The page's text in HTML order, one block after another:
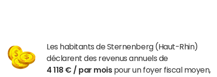
Les habitants de Sternenberg (Haut-Rhin)
déclarent des revenus annuels de
4 118 € / par moispour un foyer fiscal moyen,